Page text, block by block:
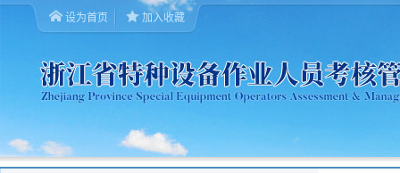
设为首页 加入收藏